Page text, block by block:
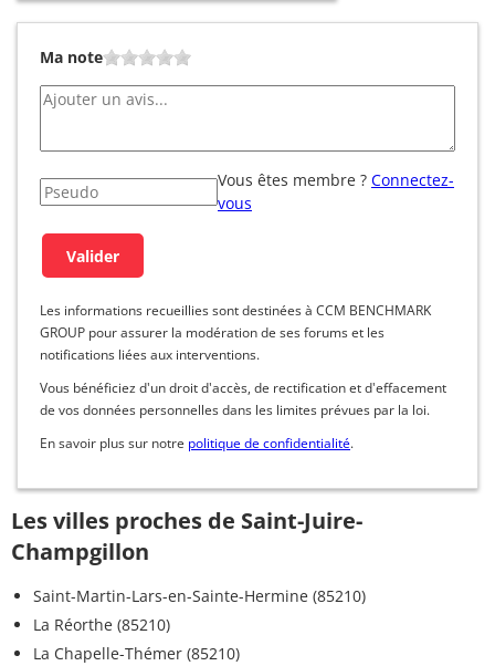
Ma note
Vous êtes membre ? Connectez-
vous
Les informations recueillies sont destinées à CCM BENCHMARK
GROUP pour assurer la modération de ses forums et les
notifications liées aux interventions.
Vous bénéficiez d'un droit d'accès, de rectification et d'effacement
de vos données personnelles dans les limites prévues par la loi.
En savoir plus sur notre politique de confidentialité.
Les villes proches de Saint-Juire-
Champgillon
Saint-Martin-Lars-en-Sainte-Hermine (85210)
La Réorthe (85210)
La Chapelle-Thémer (85210)